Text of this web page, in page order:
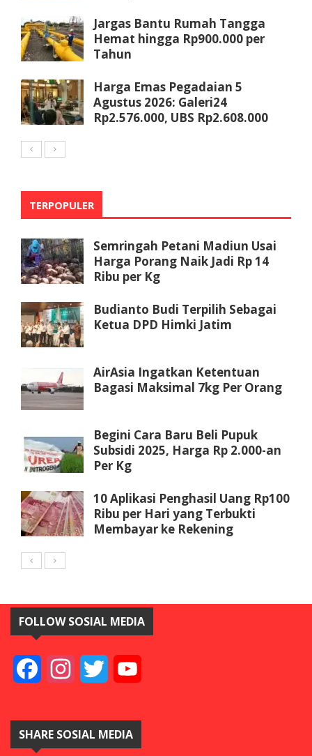
Jargas Bantu Rumah Tangga
Hemat hingga Rp900.000 per
Tahun
Harga Emas Pegadaian 5
Agustus 2026: Galeri24
Rp2.576.000, UBS Rp2.608.000
TERPOPULER
Semringah Petani Madiun Usai
Harga Porang Naik Jadi Rp 14
Ribu per Kg
Budianto Budi Terpilih Sebagai
Ketua DPD Himki Jatim
AirAsia Ingatkan Ketentuan
Bagasi Maksimal 7kg Per Orang
Begini Cara Baru Beli Pupuk
Subsidi 2025, Harga Rp 2.000-an
Per Kg
10 Aplikasi Penghasil Uang Rp100
Ribu per Hari yang Terbukti
Membayar ke Rekening
FOLLOW SOSIAL MEDIA
FacebookInstagramTwitter
SHARE SOSIAL MEDIA